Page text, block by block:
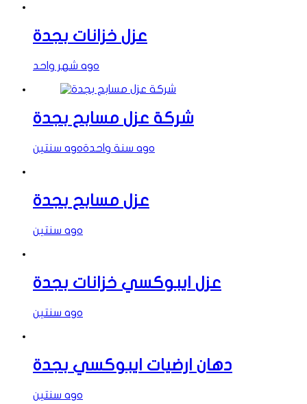
عزل خزانات بجدة
شهر واحد ago
شركة عزل مسابح بجدة
سنتين ago سنة واحدة ago
عزل مسابح بجدة
سنتين ago
عزل ايبوكسي خزانات بجدة
سنتين ago
دهان ارضيات ايبوكسي بجدة
سنتين ago